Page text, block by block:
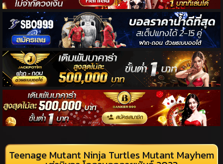
Teenage Mutant Ninja Turtles Mutant Mayhem